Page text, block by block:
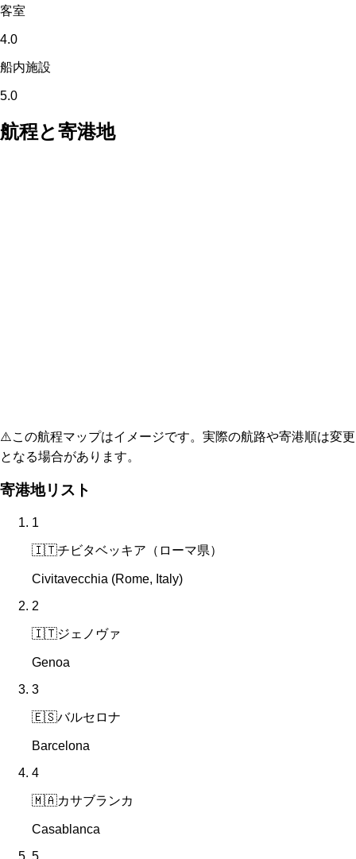
客室
4.0
船内施設
5.0
航程と寄港地
⚠️この航程マップはイメージです。実際の航路や寄港順は変更
となる場合があります。
寄港地リスト
1
🇮🇹チビタベッキア（ローマ県）
Civitavecchia (Rome, Italy)
2
🇮🇹ジェノヴァ
Genoa
3
🇪🇸バルセロナ
Barcelona
4
🇲🇦カサブランカ
Casablanca
5